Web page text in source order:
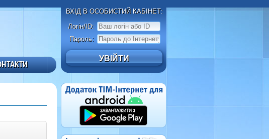
ВХІД В ОСОБИСТИЙ КАБІНЕТ:
Логін/ID:
Пароль: